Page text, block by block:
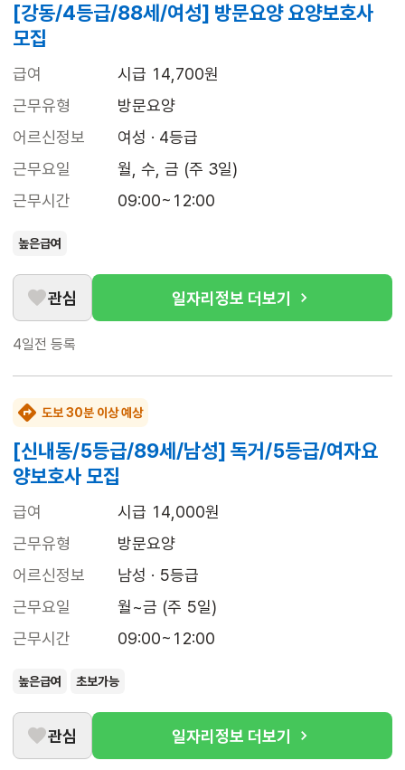
[강동/4등급/88세/여성] 방문요양 요양보호사
모집
급여
시급 14,700원
근무유형
방문요양
어르신정보
여성 · 4등급
근무요일
월, 수, 금 (주 3일)
근무시간
09:00~12:00
높은급여
관심 일자리정보 더보기
4일전 등록
도보 30분 이상 예상
[신내동/5등급/89세/남성] 독거/5등급/여자요
양보호사 모집
급여
시급 14,000원
근무유형
방문요양
어르신정보
남성 · 5등급
근무요일
월~금 (주 5일)
근무시간
09:00~12:00
높은급여 초보가능
관심 일자리정보 더보기